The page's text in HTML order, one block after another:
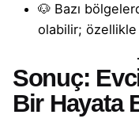
🐶 Bazı
olabilir;
Sonuç:
Bir Hayata